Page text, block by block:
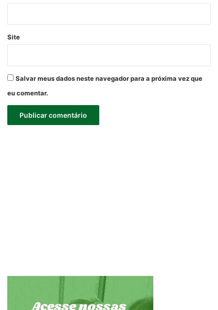
Site
Salvar meus dados neste navegador para a próxima vez que
eu comentar.